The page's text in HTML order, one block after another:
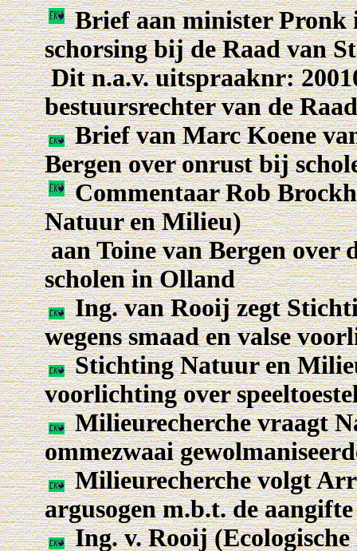
Brief aan minister Pronk
schorsing bij de Raad van
Dit n.a.v. uitspraaknr:
bestuursrechter van de
Brief van Marc Koene
Bergen over onrust bij
Commentaar Rob
Natuur en Milieu)
aan Toine van Bergen over
scholen in Olland
Ing. van Rooij zegt
wegens smaad en valse
Stichting Natuur en
voorlichting over
Milieurecherche vraagt
ommezwaai
Milieurecherche volgt
argusogen m.b.t. de aangifte
Ing. v. Rooij